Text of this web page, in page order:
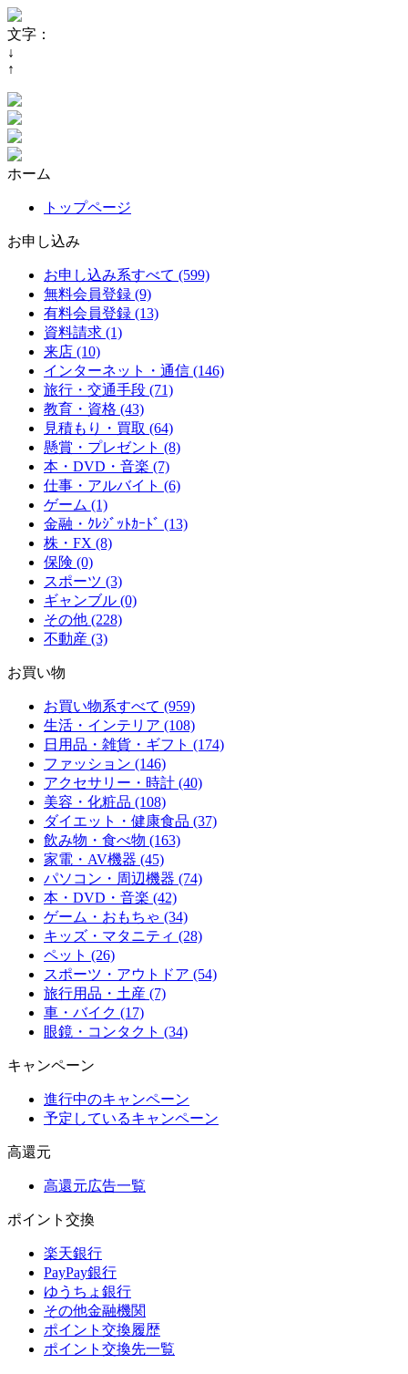
文字：
↓
↑
ホーム
トップページ
お申し込み
お申し込み系すべて (599)
無料会員登録 (9)
有料会員登録 (13)
資料請求 (1)
来店 (10)
インターネット・通信 (146)
旅行・交通手段 (71)
教育・資格 (43)
見積もり・買取 (64)
懸賞・プレゼント (8)
本・DVD・音楽 (7)
仕事・アルバイト (6)
ゲーム (1)
金融・ｸﾚｼﾞｯﾄｶｰﾄﾞ (13)
株・FX (8)
保険 (0)
スポーツ (3)
ギャンブル (0)
その他 (228)
不動産 (3)
お買い物
お買い物系すべて (959)
生活・インテリア (108)
日用品・雑貨・ギフト (174)
ファッション (146)
アクセサリー・時計 (40)
美容・化粧品 (108)
ダイエット・健康食品 (37)
飲み物・食べ物 (163)
家電・AV機器 (45)
パソコン・周辺機器 (74)
本・DVD・音楽 (42)
ゲーム・おもちゃ (34)
キッズ・マタニティ (28)
ペット (26)
スポーツ・アウトドア (54)
旅行用品・土産 (7)
車・バイク (17)
眼鏡・コンタクト (34)
キャンペーン
進行中のキャンペーン
予定しているキャンペーン
高還元
高還元広告一覧
ポイント交換
楽天銀行
PayPay銀行
ゆうちょ銀行
その他金融機関
ポイント交換履歴
ポイント交換先一覧